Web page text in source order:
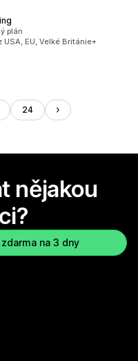
plán
USA, EU, Velké Británie+
24
nějakou
na 3 dny